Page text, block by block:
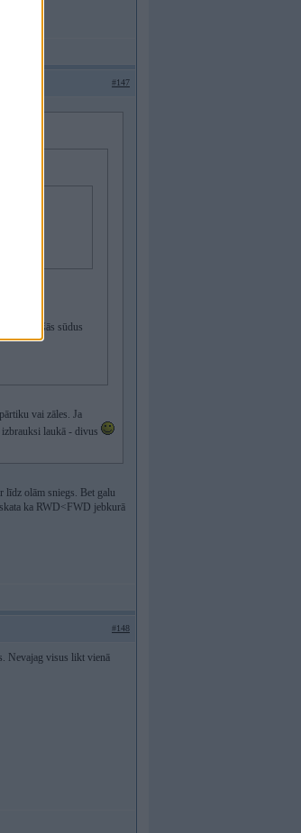
#147
necenšās sūdus
vai zāles. Ja
laukā - divus
līdz olām sniegs. Bet galu
ka RWD<FWD jebkurā
#148
Nevajag visus likt vienā